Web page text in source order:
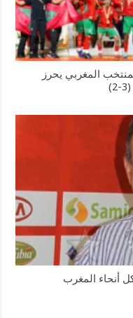
المغربي يحرز
أنحاء المغرب